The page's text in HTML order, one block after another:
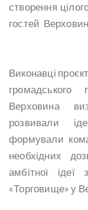
створення
гостей
Виконавці
Верховина
розвивали
формували
необхідних
амбітної ідеї
«Торговище» у